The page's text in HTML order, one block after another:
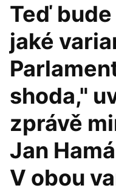
Teď
jaké
shoda,"
zprávě
Jan
V obou